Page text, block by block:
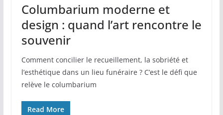
Columbarium moderne et
design : quand l’art rencontre le
souvenir
Comment concilier le recueillement, la sobriété et
l’esthétique dans un lieu funéraire ? C’est le défi que
relève le columbarium
Read More